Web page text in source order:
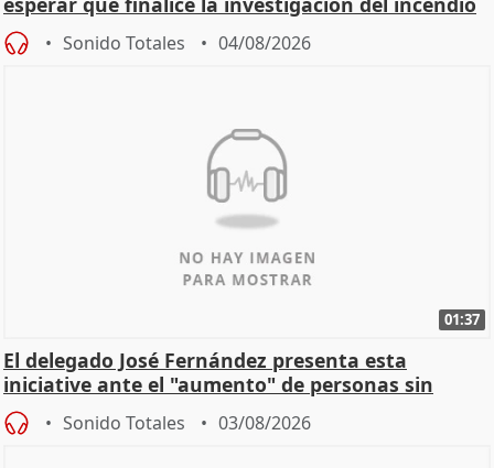
Sonido Totales 04/08/2026
01:37
El delegado José Fernández presenta esta
iniciative ante el "aumento" de personas sin
hogar en Madri
Sonido Totales 03/08/2026